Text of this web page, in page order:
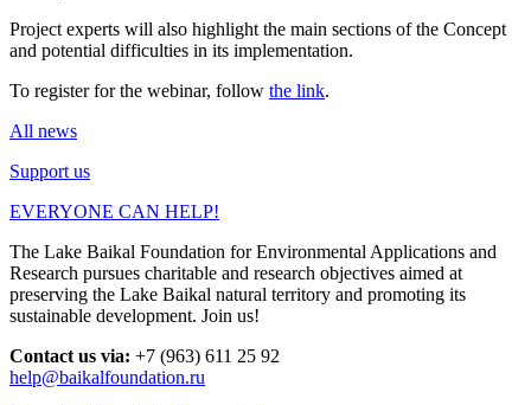
Project experts will also highlight the main sections of the Concept
and potential difficulties in its implementation.
To register for the webinar, follow the link.
All news
Support us
EVERYONE CAN HELP!
The Lake Baikal Foundation for Environmental Applications and
Research pursues charitable and research objectives aimed at
preserving the Lake Baikal natural territory and promoting its
sustainable development. Join us!
Contact us via: +7 (963) 611 25 92
help@baikalfoundation.ru